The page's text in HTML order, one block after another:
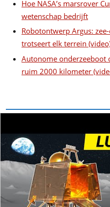
Hoe NASA’s marsrover
wetenschap bedrijft
Robotontwerp Argus:
trotseert elk terrein
Autonome onderzeeboot
ruim 2000 kilometer
Applied
6 augustus